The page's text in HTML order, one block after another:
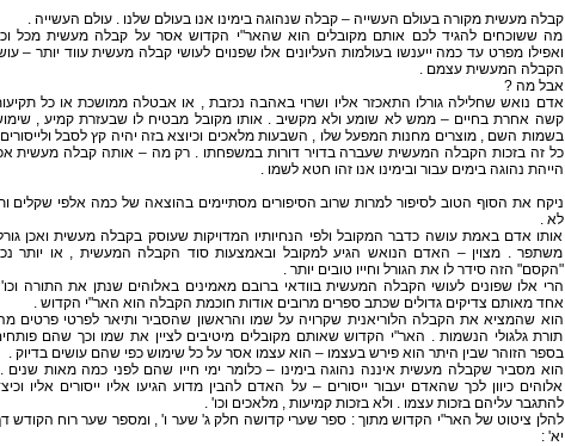
קבלה מעשית מקורה בעולם העשייה – קבלה שנהוגה בימינו אנו בעולם שלנו . עולם העשייה .
מה ששוכחים להגיד לכם אותם מקובלים הוא שהאר"י הקדוש אסר על קבלה מעשית מכל
ואפילו מפרט עד כמה ייענשו בעולמות העליונים אלו שפנוים לעושי קבלה מעשית עווד יותר –
הקבלה המעשית עצמם .
אבל מה ?
אדם נואש שחלילה גורלו התאכזר אליו ושרוי באהבה נכזבת , או אבטלה ממושכת או כל
קשה אחרת בחיים – ממש לא שומע ולא מקשיב . אותו מקובל מבטיח לו שבעזרת קמיע ,
בשמות השם , מוצרים מחנות המפעל שלו , השבעות מלאכים וכיוצא בזה יהיה קץ לסבל
כל זה בזכות הקבלה המעשית שעברה בדויר דורות במשפחתו . רק מה – אותה קבלה מעשית
הייהת נהוגה בימים עבור ובימינו אנו זהו חטא לשמו .
ניקח את הסוף הטוב לסיפור למרות שרוב הסיפורים מסתיימים בהוצאה של כמה אלפי שקלים
לא .
אותו אדם באמת עושה כדבר המקובל ולפי הנחיותיו המדויקות שעוסק בקבלה מעשית ואכן
משתפר . מצוין – האדם הנואש הגיע למקובל ובאמצעות סוד הקבלה המעשית , או יותר
"הקסם" הזה סידר לו את הגורל וחייו טובים יותר .
הרי אלו שפונים לעושי הקבלה המעשית בוודאי ברובם מאמינים באלוהים שנתן את התורה
אחד מאותם צדיקים גדולים שכתב ספרים מרובים אודות חוכמת הקבלה הוא האר"י הקדוש .
הוא שהמציא את הקבלה הלוריאנית שקרויה על שמו והראשון שהסביר ותיאר לפרטי פרטים
תורת גלגולי הנשמות . האר"י הקדוש שאותם מקובלים מיטיבים לציין את שמו וכך שהם
בספר הזוהר שבין היתר הוא פירש בעצמו – הוא עצמו אסר על כל שימוש כפי שהם עושים בדיוק .
הוא מסביר שקבלה מעשית איננה נהוגה בימינו – כלומר ימי חייו שהם לפני כמה מאות שנים
אלוהים כיוון לכך שהאדם יעבור ייסורים – על האדם להבין מדוע הגיעו אליו ייסורים אליו
להתגבר עליהם בזכות עצמו . ולא בזכות קמיעות , מלאכים וכו' .
להלן ציטוט של האר"י הקדוש מתוך : ספר שערי קדושה חלק ג' שער ו' , ומספר שער רוח הקודש
יא' :